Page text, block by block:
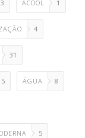
3 ÁCOOL 1
4
31
ÁGUA 8
5